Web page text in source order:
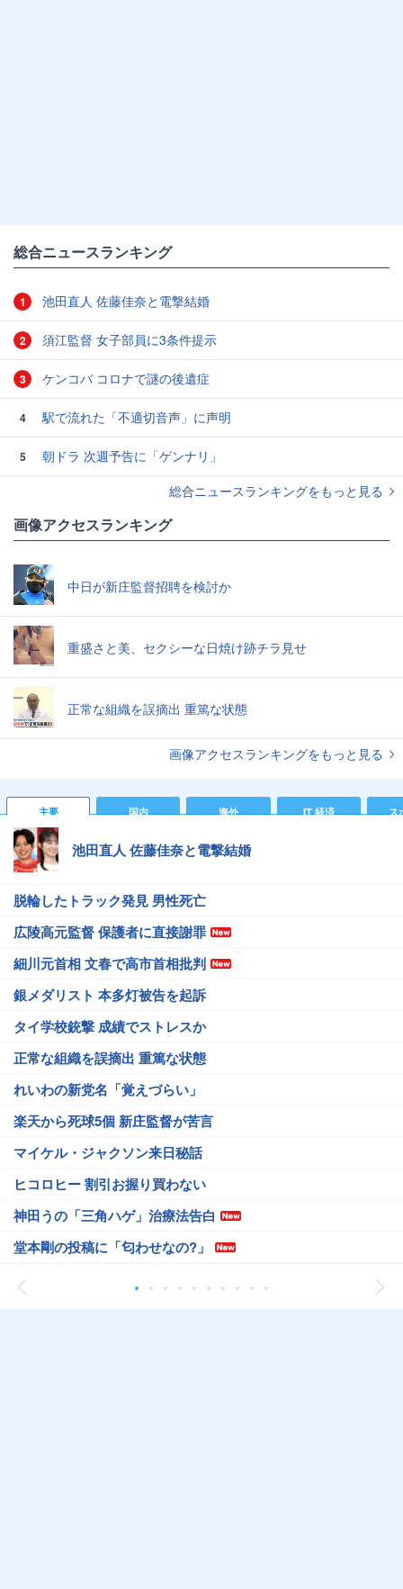
総合ニュースランキング
1 池田直人 佐藤佳奈と電撃結婚
2 須江監督 女子部員に3条件提示
3 ケンコバ コロナで謎の後遺症
4 駅で流れた「不適切音声」に声明
5
朝ドラ 次週予告に「ゲンナリ」
総合ニュースランキングをもっと見る
画像アクセスランキング
中日が新庄監督招聘を検討か
重盛さと美、セクシーな日焼け跡チラ見せ
正常な組織を誤摘出 重篤な状態
画像アクセスランキングをもっと見る
主要 国内 海外 IT 経済 ス
池田直人 佐藤佳奈と電撃結婚
脱輪したトラック発見 男性死亡
広陵高元監督 保護者に直接謝罪
細川元首相 文春で高市首相批判
銀メダリスト 本多灯被告を起訴
タイ学校銃撃 成績でストレスか
正常な組織を誤摘出 重篤な状態
れいわの新党名「覚えづらい」
楽天から死球5個 新庄監督が苦言
マイケル・ジャクソン来日秘話
ヒコロヒー 割引お握り買わない
神田うの「三角ハゲ」治療法告白
堂本剛の投稿に「匂わせなの?」